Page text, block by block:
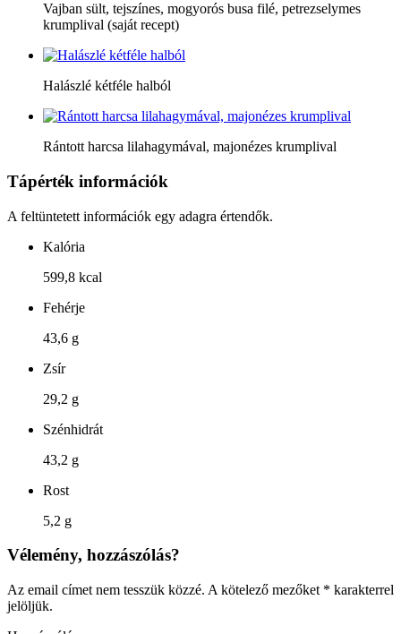
Vajban sült, tejszínes, mogyorós busa filé, petrezselymes
krumplival (saját recept)
Halászlé kétféle halból
Rántott harcsa lilahagymával, majonézes krumplival
Tápérték információk
A feltüntetett információk egy adagra értendők.
Kalória
599,8 kcal
Fehérje
43,6 g
Zsír
29,2 g
Szénhidrát
43,2 g
Rost
5,2 g
Vélemény, hozzászólás?
Az email címet nem tesszük közzé. A kötelező mezőket * karakterrel
jelöljük.